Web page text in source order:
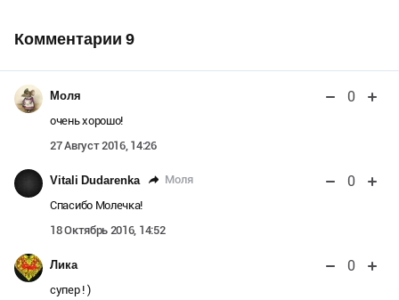
Комментарии 9
Моля 0
очень хорошо!
27 Август 2016, 14:26
Vitali Dudarenka Моля 0
Спасибо Молечка!
18 Октябрь 2016, 14:52
Лика 0
супер ! )